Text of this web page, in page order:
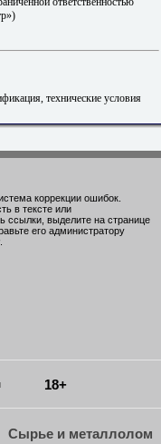
технические условия
коррекции ошибок.
в тексте или
ссылки, выделите на странице
его администратору
18+
Сырье и металлолом